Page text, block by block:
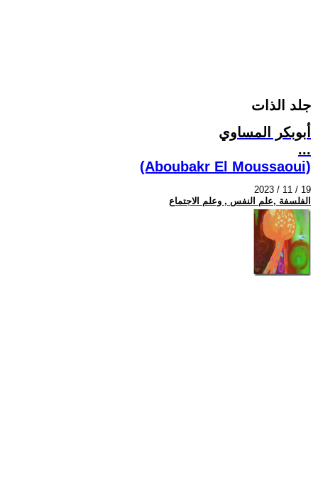
جلد الذات
أبوبكر المساوي
...
(Aboubakr El Moussaoui)
2023 / 11 / 19
الفلسفة ,علم النفس , وعلم الاجتماع